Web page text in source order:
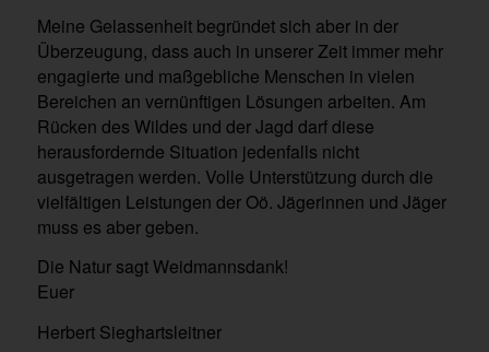
Meine Gelassenheit begründet sich aber in der
Überzeugung, dass auch in unserer Zeit immer mehr
engagierte und maßgebliche Menschen in vielen
Bereichen an vernünftigen Lösungen arbeiten. Am
Rücken des Wildes und der Jagd darf diese
herausfordernde Situation jedenfalls nicht
ausgetragen werden. Volle Unterstützung durch die
vielfältigen Leistungen der Oö. Jägerinnen und Jäger
muss es aber geben.
Die Natur sagt Weidmannsdank!
Euer
Herbert Sieghartsleitner